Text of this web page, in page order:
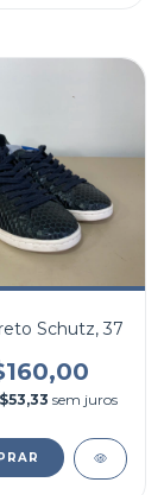
Schutz, 37
sem juros